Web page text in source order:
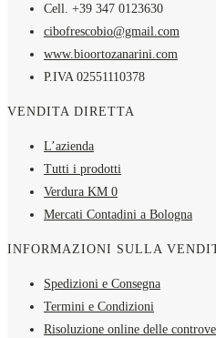
Cell. +39 347 0123630
cibofrescobio@gmail.com
www.bioortozanarini.com
P.IVA 02551110378
VENDITA DIRETTA
L’azienda
Tutti i prodotti
Verdura KM 0
Mercati Contadini a Bologna
INFORMAZIONI SULLA
Spedizioni e Consegna
Termini e Condizioni
Risoluzione online delle